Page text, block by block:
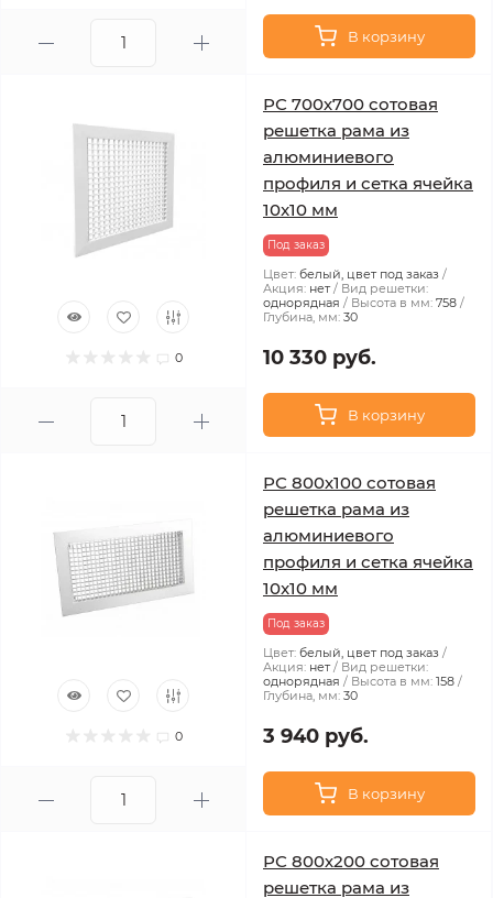
В корзину
0
РС 700х700 сотовая
решетка рама из
алюминиевого
профиля и сетка ячейка
10x10 мм
Под заказ
Цвет: белый, цвет под заказ
Акция: нет
Вид решетки:
однорядная
Высота в мм: 758
Глубина, мм: 30
10 330 руб.
В корзину
0
РС 800х100 сотовая
решетка рама из
алюминиевого
профиля и сетка ячейка
10x10 мм
Под заказ
Цвет: белый, цвет под заказ
Акция: нет
Вид решетки:
однорядная
Высота в мм: 158
Глубина, мм: 30
3 940 руб.
В корзину
РС 800х200 сотовая
решетка рама из